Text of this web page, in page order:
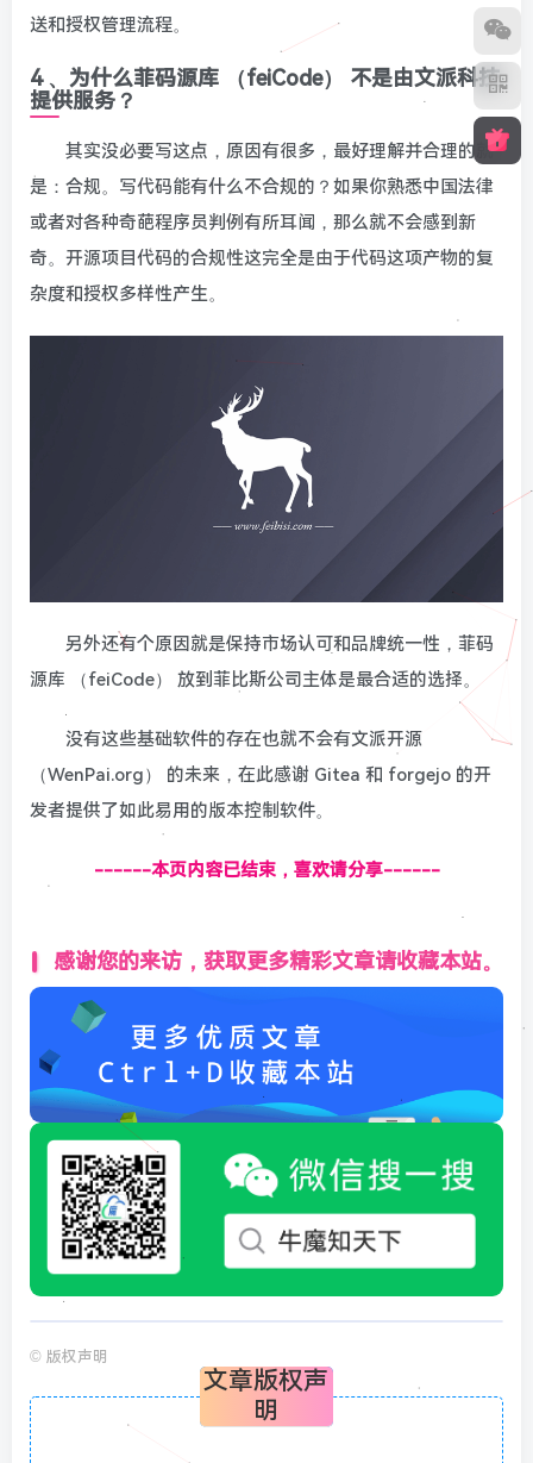
送和授权管理流程。
4 、为什么菲码源库 （feiCode） 不是由文派科技
提供服务？
其实没必要写这点，原因有很多，最好理解并合理的就
是：合规。写代码能有什么不合规的？如果你熟悉中国法律
或者对各种奇葩程序员判例有所耳闻，那么就不会感到新
奇。开源项目代码的合规性这完全是由于代码这项产物的复
杂度和授权多样性产生。
另外还有个原因就是保持市场认可和品牌统一性，菲码
源库 （feiCode） 放到菲比斯公司主体是最合适的选择。
没有这些基础软件的存在也就不会有文派开源
（WenPai.org） 的未来，在此感谢 Gitea 和 forgejo 的开
发者提供了如此易用的版本控制软件。
------本页内容已结束，喜欢请分享------
感谢您的来访，获取更多精彩文章请收藏本站。
© 版权声明
文章版权声
明